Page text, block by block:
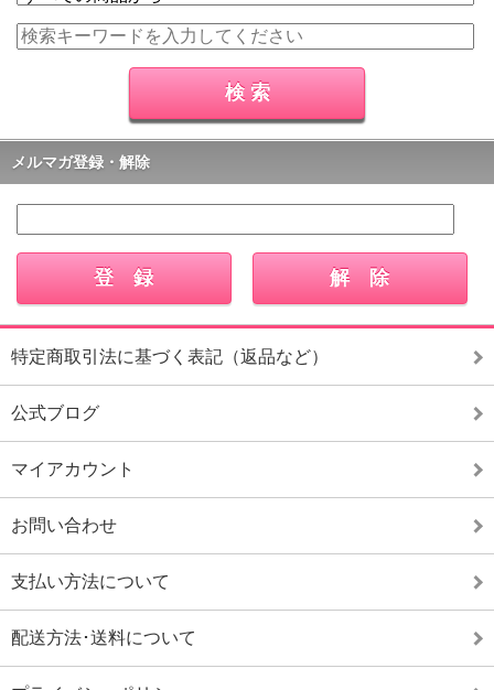
メルマガ登録・解除
特定商取引法に基づく表記（返品など）
公式ブログ
マイアカウント
お問い合わせ
支払い方法について
配送方法･送料について